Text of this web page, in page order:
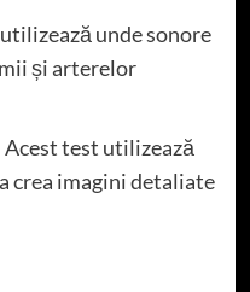
unde sonore
și arterelor
Acest test utilizează
crea imagini detaliate